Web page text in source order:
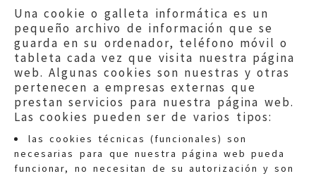
Una cookie o galleta informática es un
pequeño archivo de información que se
guarda en su ordenador, teléfono móvil o
tableta cada vez que visita nuestra página
web. Algunas cookies son nuestras y otras
pertenecen a empresas externas que
prestan servicios para nuestra página web.
Las cookies pueden ser de varios tipos:
las cookies técnicas (funcionales) son
necesarias para que nuestra página web pueda
funcionar, no necesitan de su autorización y son